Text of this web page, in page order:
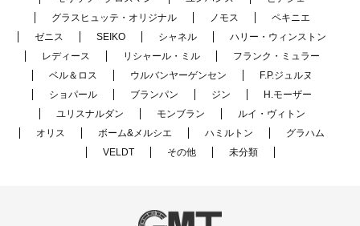
グラスヒュッテ・オリジナル
ノモス
ペキニエ
ゼニス
SEIKO シャネル
ハリー・ウィンストン
レディース
リシャール・ミル
フランク・ミュラー
ベル＆ロス
ウルバンヤーゲンセン
F.P.ジュルヌ
ショパール
ブランパン ジン
H.モーザー
ユリスナルダン
モンブラン
ルイ・ヴィトン
オリス
ボーム&メルシエ ハミルトン
グラハム
VELDT
その他 未分類